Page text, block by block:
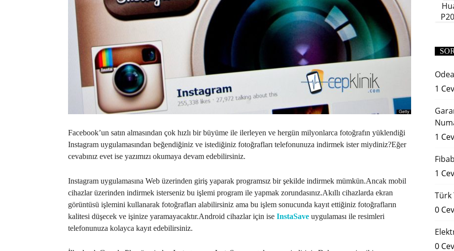
Facebook’un satın almasından çok hızlı bir büyüme ile ilerleyen ve hergün milyonlarca fotoğrafın yüklendiği
Instagram uygulamasından beğendiğiniz ve istediğiniz fotoğrafları telefonunuza indirmek ister miydiniz?Eğer
cevabınız evet ise yazımızı okumaya devam edebilirsiniz.
Instagram uygulamasına Web üzerinden giriş yaparak programsız bir şekilde indirmek mümkün.Ancak mobil
cihazlar üzerinden indirmek isterseniz bu işlemi program ile yapmak zorundasınız.Akıllı cihazlarda ekran
görüntüsü işlemini kullanarak fotoğrafları alabilirsiniz ama bu işlem sonucunda kayıt ettiğiniz fotoğrafların
kalitesi düşecek ve işinize yaramayacaktır.Android cihazlar için ise InstaSave uygulaması ile resimleri
telefonunuza kolayca kayıt edebilirsiniz.
1
1
1
Türk
0
0